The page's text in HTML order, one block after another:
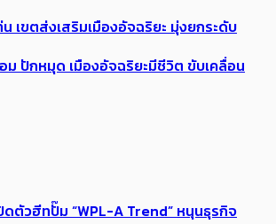
เขตส่งเสริมเมืองอัจฉริยะ มุ่งยกระดับ
ม ปักหมุด เมืองอัจฉริยะมีชีวิต ขับเคลื่อน
ดตัวฮีทปั๊ม “WPL-A Trend” หนุนธุรกิจ